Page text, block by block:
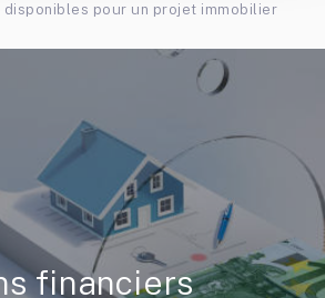
disponibles pour un projet immobilier
financiers